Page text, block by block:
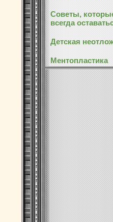
Советы,
всегда
Детская
Ментопластика